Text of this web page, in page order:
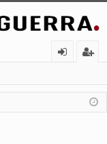
nt
ifi
ist
ra